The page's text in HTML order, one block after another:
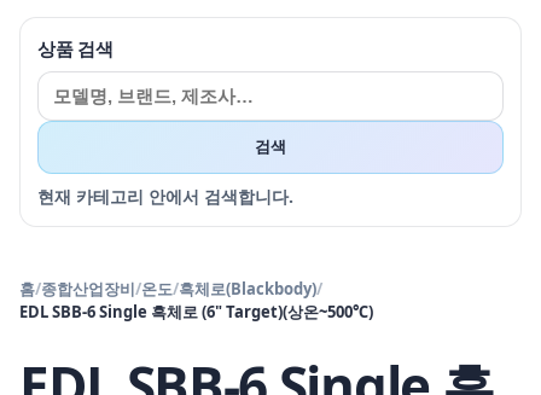
상품 검색
검색
현재 카테고리 안에서 검색합니다.
홈/종합산업장비/온도/흑체로(Blackbody)/
EDL SBB-6 Single 흑체로 (6" Target)(상온~500℃)